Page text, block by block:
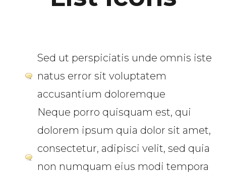
Sed ut perspiciatis unde omnis iste
natus error sit voluptatem
accusantium doloremque
Neque porro quisquam est, qui
dolorem ipsum quia dolor sit amet,
consectetur, adipisci velit, sed quia
non numquam eius modi tempora